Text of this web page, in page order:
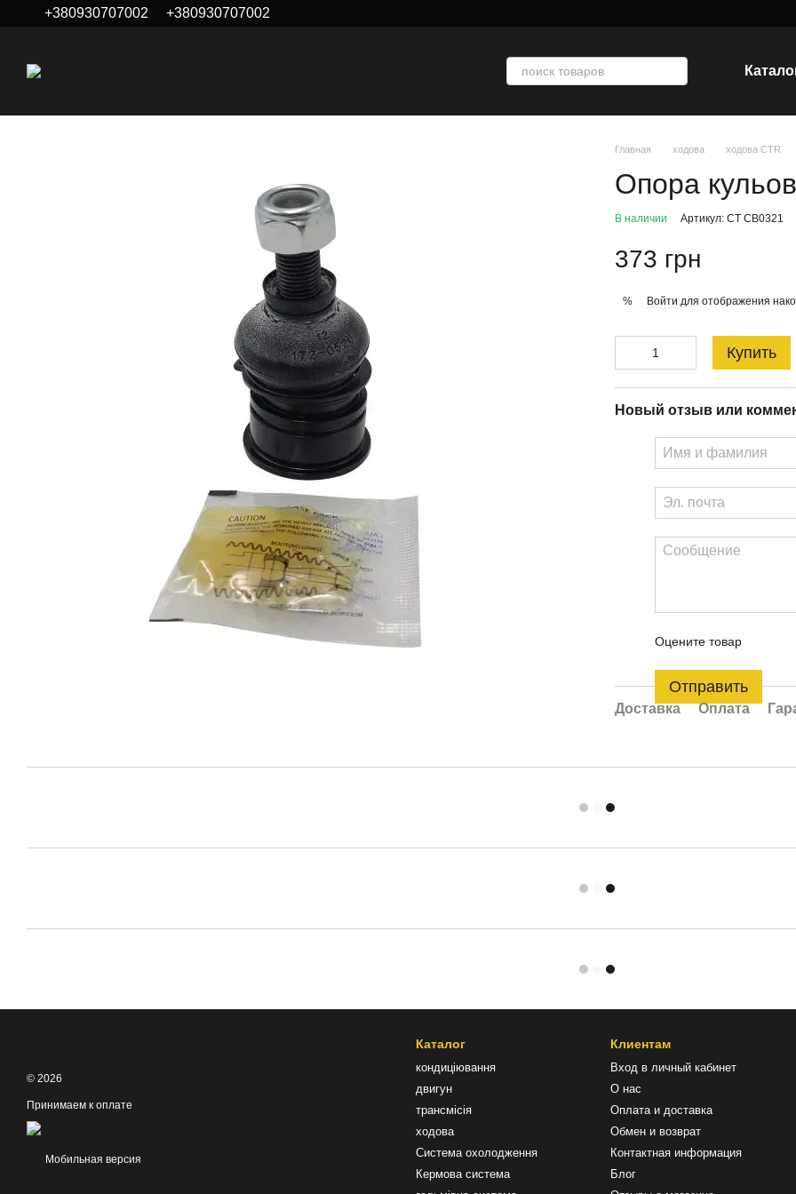
Перейти к основному контенту
+380930707002 +380930707002
Главная ходова ходова CTR
Опора
В наличии Артикул: CT CB0321
373 грн
% Войти для отображения
Купить
Новый отзыв или
Оцените товар
Отправить
Доставка Оплата
© 2026
Принимаем к оплате
Мобильная версия
Каталог
кондиціювання
двигун
трансмісія
ходова
Система охолодження
Кермова система
Клиентам
Вход в личный кабинет
О нас
Оплата и доставка
Обмен и возврат
Контактная информация
Блог